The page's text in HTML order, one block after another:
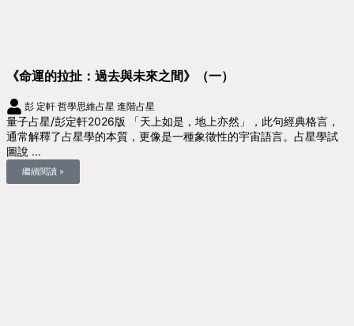
《命運的拉扯：過去與未來之間》（一）
彭 定軒 哲學思維占星 進階占星
量子占星/彭定軒2026版 「天上如是，地上亦然」，此句經典格言，
通常解釋了占星學的本質，更像是一種象徵性的宇宙語言。占星學試
圖說 ...
繼續閱讀 »